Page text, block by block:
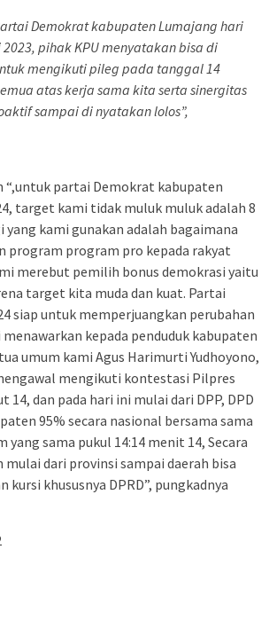
Demokrat kabupaten Lumajang hari
pihak KPU menyatakan bisa di
mengikuti pileg pada tanggal 14
atas kerja sama kita serta sinergitas
sampai di nyatakan lolos”,
“,untuk partai Demokrat kabupaten
target kami tidak muluk muluk adalah 8
yang kami gunakan adalah bagaimana
program program pro kepada rakyat
merebut pemilih bonus demokrasi yaitu
target kita muda dan kuat. Partai
siap untuk memperjuangkan perubahan
kepada penduduk kabupaten
umum kami Agus Harimurti Yudhoyono,
mengikuti kontestasi Pilpres
14, dan pada hari ini mulai dari DPP, DPD
95% secara nasional bersama sama
yang sama pukul 14:14 menit 14, Secara
dari provinsi sampai daerah bisa
kursi khususnya DPRD”, pungkadnya